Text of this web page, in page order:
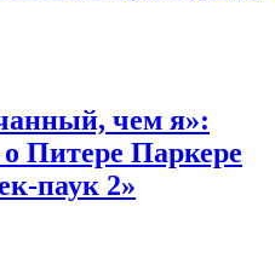
чем я»:
Питере Паркере
паук 2»